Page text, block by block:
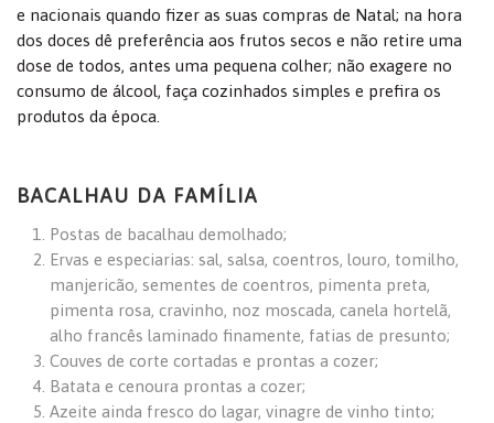
e nacionais quando fizer as suas compras de Natal; na hora
dos doces dê preferência aos frutos secos e não retire uma
dose de todos, antes uma pequena colher; não exagere no
consumo de álcool, faça cozinhados simples e prefira os
produtos da época.
BACALHAU DA FAMÍLIA
Postas de bacalhau demolhado;
Ervas e especiarias: sal, salsa, coentros, louro, tomilho,
manjericão, sementes de coentros, pimenta preta,
pimenta rosa, cravinho, noz moscada, canela hortelã,
alho francês laminado finamente, fatias de presunto;
Couves de corte cortadas e prontas a cozer;
Batata e cenoura prontas a cozer;
Azeite ainda fresco do lagar, vinagre de vinho tinto;